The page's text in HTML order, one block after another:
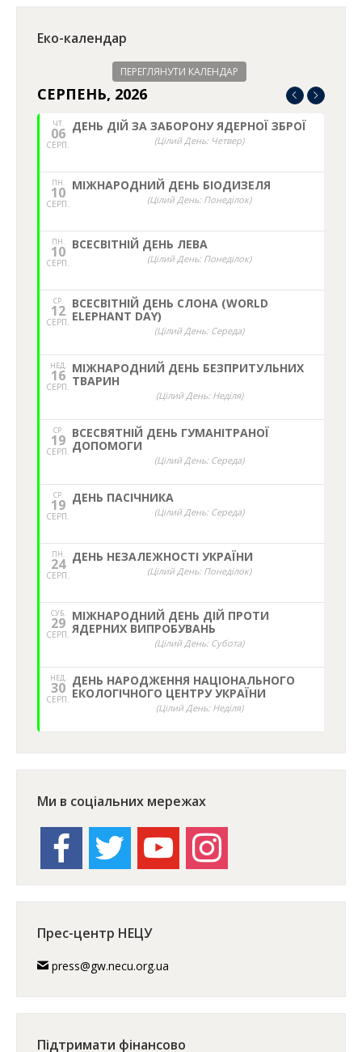
Еко-календар
ПЕРЕГЛЯНУТИ КАЛЕНДАР
СЕРПЕНЬ, 2026
ЧТ.
06
СЕРП.
ДЕНЬ ДІЙ ЗА ЗАБОРОНУ ЯДЕРНОЇ ЗБРОЇ
(Цілий День: Четвер)
ПН.
10
СЕРП.
МІЖНАРОДНИЙ ДЕНЬ БІОДИЗЕЛЯ
(Цілий День: Понеділок)
ПН.
10
СЕРП.
ВСЕСВІТНІЙ ДЕНЬ ЛЕВА
(Цілий День: Понеділок)
СР.
12
СЕРП.
ВСЕСВІТНІЙ ДЕНЬ СЛОНА (WORLD
ELEPHANT DAY)
(Цілий День: Середа)
НЕД,
16
СЕРП.
МІЖНАРОДНИЙ ДЕНЬ БЕЗПРИТУЛЬНИХ
ТВАРИН
(Цілий День: Неділя)
СР.
19
СЕРП.
ВСЕСВЯТНІЙ ДЕНЬ ГУМАНІТРАНОЇ
ДОПОМОГИ
(Цілий День: Середа)
СР.
19
СЕРП.
ДЕНЬ ПАСІЧНИКА
(Цілий День: Середа)
ПН.
24
СЕРП.
ДЕНЬ НЕЗАЛЕЖНОСТІ УКРАЇНИ
(Цілий День: Понеділок)
СУБ.
29
СЕРП.
МІЖНАРОДНИЙ ДЕНЬ ДІЙ ПРОТИ
ЯДЕРНИХ ВИПРОБУВАНЬ
(Цілий День: Субота)
НЕД,
30
СЕРП.
ДЕНЬ НАРОДЖЕННЯ НАЦІОНАЛЬНОГО
ЕКОЛОГІЧНОГО ЦЕНТРУ УКРАЇНИ
(Цілий День: Неділя)
Ми в соціальних мережах
facebook twitter youtube instagram
Прес-центр НЕЦУ
press@gw.necu.org.ua
Підтримати фінансово